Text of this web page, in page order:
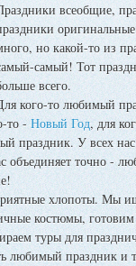
всеобщие,
но какой-то из
самый! Тот
всего.
кого-то любимый
то -Новый Год, для
праздник. У всех
объединяет точно -
хлопоты. Мы
костюмы,
туры для
любимый праздник и